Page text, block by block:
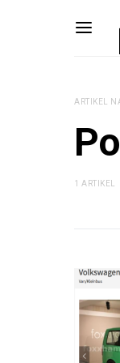
ARTIKEL
1 ARTIKEL